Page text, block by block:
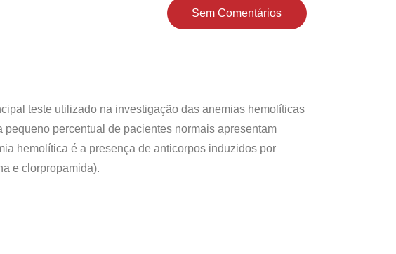
Sem Comentários
teste utilizado na investigação das anemias hemolíticas
percentual de pacientes normais apresentam
hemolítica é a presença de anticorpos induzidos por
e clorpropamida).